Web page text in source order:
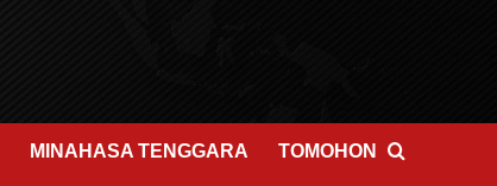
MINAHASA TENGGARA TOMOHON